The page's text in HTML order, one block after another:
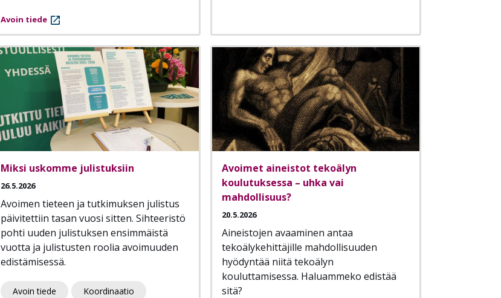
Avoin tiede
Miksi uskomme julistuksiin
26.5.2026
Avoimen tieteen ja tutkimuksen julistus
päivitettiin tasan vuosi sitten. Sihteeristö
pohti uuden julistuksen ensimmäistä
vuotta ja julistusten roolia avoimuuden
edistämisessä.
Avoin tiede Koordinaatio
Avoimet aineistot tekoälyn
koulutuksessa – uhka vai
mahdollisuus?
20.5.2026
Aineistojen avaaminen antaa
tekoälykehittäjille mahdollisuuden
hyödyntää niitä tekoälyn
kouluttamisessa. Haluammeko edistää
sitä?